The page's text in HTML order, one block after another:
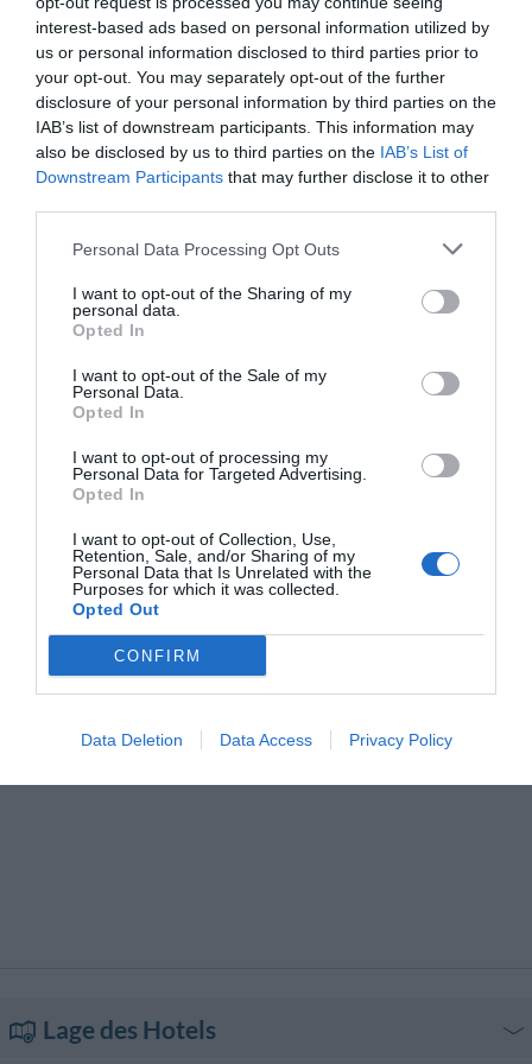
interest-based ads based on personal information utilized by
us or personal information disclosed to third parties prior to
your opt-out. You may separately opt-out of the further
disclosure of your personal information by third parties on the
IAB’s list of downstream participants. This information may
also be disclosed by us to third parties on the IAB’s List of
Downstream Participants that may further disclose it to other
Personal Data Processing Opt Outs
I want to opt-out of the Sharing of my
personal data.
Opted In
I want to opt-out of the Sale of my
Personal Data.
Opted In
I want to opt-out of processing my
Personal Data for Targeted Advertising.
Opted In
I want to opt-out of Collection, Use,
Retention, Sale, and/or Sharing of my
Personal Data that Is Unrelated with the
Purposes for which it was collected.
Opted Out
CONFIRM
Data Deletion Data Access Privacy Policy
mit Nutzung als Einzelzimmer, Zweibettzimmer Junior Suite,
Doppelbettzimmer Junior Suite, Dreibettzimmer Junior Suite.
Im Preis inbegriffene Leistungen
Aufzug
Fernsehzimmer
Gepäckaufbewahrung
Internet-Anschluss
Klimaanlage in den
Lesezimmer
Rezeption - rund um die Uhr
Safe
Restaurant und Bar
einen wunderbar schattigen, von jahrhundertealten Pflanzen umgebenen
Außenbereich mit Terrasse. Das Restaurant liegt direkt am feinen
Sandstrand, gegenüber dem Haupteingang der Villa. Die Küche bietet eine
exzellente Auswahl lokaler Spezialitäten, köstlicher traditionell ligurischer
Gerichte und italienischer Fischgerichte.
einer wohlhabenden Adelsfamilie aus Genua befand. Eine harmonische
Mischung aus Alt und Neu prägt den Raum. Neben dem ruhigen,
geschmackvoll eingerichteten Raum kann man es sich auch im schattigen
Beschreibung der
Die fünf Tagungsräume in der alten Villa fassen zwischen 10 und 280
Personen. Sie sind mit umfassender Technik ausgestattet und können den
förmige Sitzordnung, Schulbänke, Cabaret-Style...).
Leistungen gegen Bezahlung
Ausstattungsverleih für
Meetings/ Kongresse
Autovermietung
Baby Sitter - Service
Diätküche
Empfänge / Festessen / Feiern
Essen für Gruppen
Hotelparkplatz mit eigener
Garage
Internet Point
Lunchpakete
Motorrad- /Scooterverleih
Nicht überdachter
Pool Bar
Privatstrand
Snack-bar
Transfer von/zum Flughafen
Transfer von/zum Hafen
Typisch lokale Küche
Wäscherei
Merkmale des Hotels
Garten
Gay Friendly
Historisches Anwesen
Historisches Gebäude
Kürzlich renoviert
Panoramablick
Terrasse
Lage des Hotels